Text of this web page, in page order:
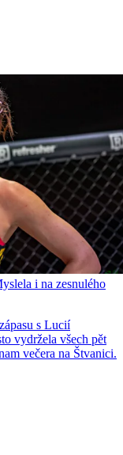
i na zesnulého
s Lucií
vydržela všech pět
večera na Štvanici.